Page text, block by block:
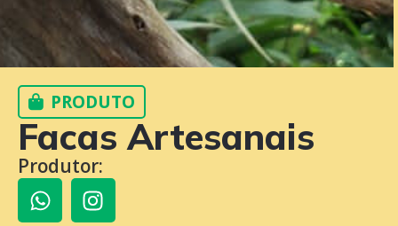
PRODUTO
Facas Artesanais
Produtor: